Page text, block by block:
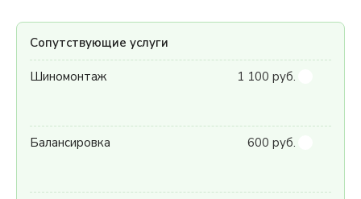
Сопутствующие услуги
Шиномонтаж 1 100 руб.
Балансировка 600 руб.